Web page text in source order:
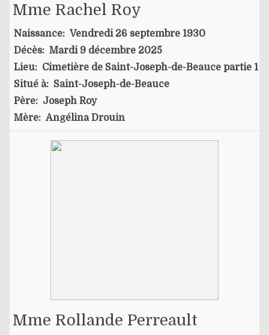
Mme Rachel Roy
Naissance: Vendredi 26 septembre 1930
Décès: Mardi 9 décembre 2025
Lieu: Cimetière de Saint-Joseph-de-Beauce partie 1
Situé à: Saint-Joseph-de-Beauce
Père: Joseph Roy
Mère: Angélina Drouin
Mme Rollande Perreault